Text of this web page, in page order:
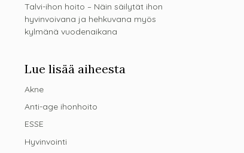
Talvi-ihon hoito – Näin säilytät ihon
hyvinvoivana ja hehkuvana myös
kylmänä vuodenaikana
Lue lisää aiheesta
Akne
Anti-age ihonhoito
ESSE
Hyvinvointi